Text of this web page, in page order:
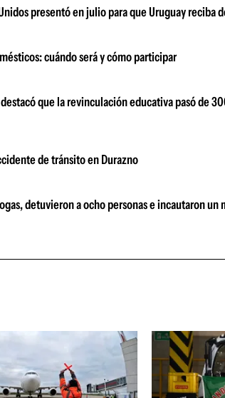
presentó en julio para que Uruguay reciba
cuándo será y cómo participar
que la revinculación educativa pasó de
de tránsito en Durazno
detuvieron a ocho personas e incautaron un